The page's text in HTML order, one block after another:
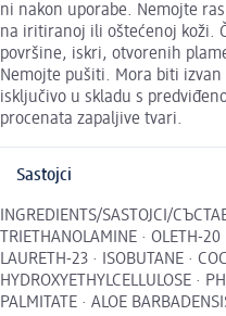
ni nakon uporabe. Nemojte
na iritiranoj ili oštećenoj koži.
površine, iskri, otvorenih
Nemojte pušiti. Mora biti
isključivo u skladu s
procenata zapaljive tvari.
Sastojci
INGREDIENTS/SASTOJCI/
TRIETHANOLAMINE · OLETH-20
LAURETH-23 · ISOBUTANE ·
HYDROXYETHYLCELLULOSE ·
PALMITATE · ALOE